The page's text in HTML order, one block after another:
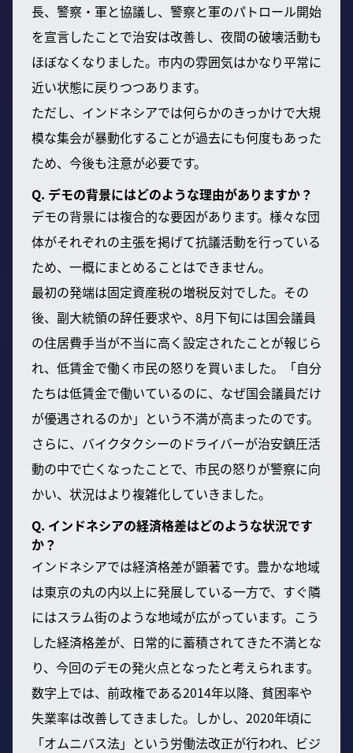
長、警察・軍と協議し、警察と軍のパトロール開始
を宣言したことで治安は改善し、夜間の破壊活動も
ほぼなくなりました。市内の雰囲気はかなり平常に
近い状態に戻りつつあります。
ただし、インドネシアでは何らかのきっかけで大規
模な集会が暴動化することが過去にも何度もあった
ため、今後も注意が必要です。
Q. デモの背景にはどのような理由がありますか？
デモの背景には複合的な要因があります。様々な団
体がそれぞれの主張を掲げて抗議活動を行っている
ため、一概にまとめることはできません。
最初の発端は固定資産税の増税反対でした。その
後、副大統領の辞任要求や、8月下旬には国会議員
の住居費手当が不当に高く設定されたことが報じら
れ、低賃金で働く市民の怒りを買いました。「自分
たちは低賃金で働いているのに、なぜ国会議員だけ
が優遇されるのか」という不満が高まったのです。
さらに、バイクタクシーのドライバーが治安鎮圧活
動の中で亡くなったことで、市民の怒りが警察に向
かい、状況はより複雑化していきました。
Q. インドネシアの経済格差はどのような状況です
か？
インドネシアでは経済格差が顕著です。豊かな地域
は東京の丸の内以上に発展している一方で、すぐ隣
にはスラム街のような地域が広がっています。こう
した経済格差が、日常的に蓄積されてきた不満とな
り、今回のデモの発火点となったと考えられます。
数字上では、前政権である2014年以降、貧困率や
失業率は改善してきました。しかし、2020年頃に
「オムニバス法」という労働法改正が行われ、ビジ